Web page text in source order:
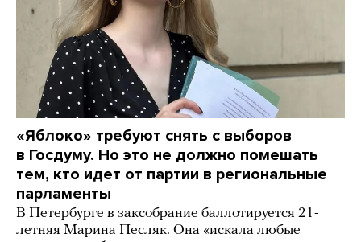
«Яблоко» требуют снять с выборов
в Госдуму. Но это не должно помешать
тем, кто идет от партии в региональные
парламенты
В Петербурге в заксобрание баллотируется 21-
летняя Марина Песляк. Она «искала любые